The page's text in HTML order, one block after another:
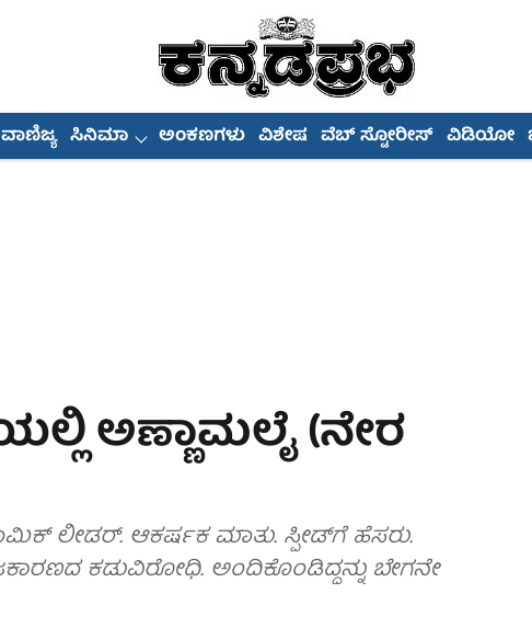
ವಾಣಿಜ್ಯ ಸಿನಿಮಾ ಅಂಕಣಗಳು ವಿಶೇಷ ವೆಬ್ ಸ್ಟೋರೀಸ್ ವಿಡಿಯೋ
ಅಣ್ಣಾಮಲೈ (ನೇರ
ಲೀಡರ್‌. ಆಕರ್ಷಕ ಮಾತು. ಸ್ಪೀಡ್‌ಗೆ ಹೆಸರು.
ಕಡುವಿರೋಧಿ. ಅಂದಿಕೊಂಡಿದ್ದನ್ನು ಬೇಗನೇ